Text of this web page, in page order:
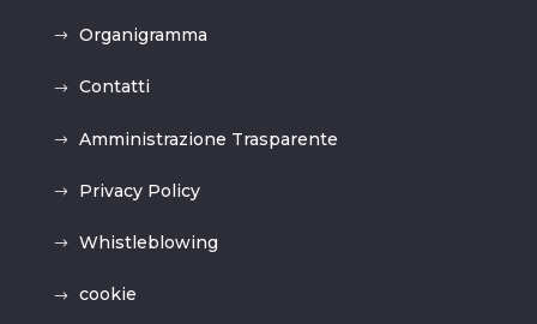
Organigramma
Contatti
Amministrazione Trasparente
Privacy Policy
Whistleblowing
cookie